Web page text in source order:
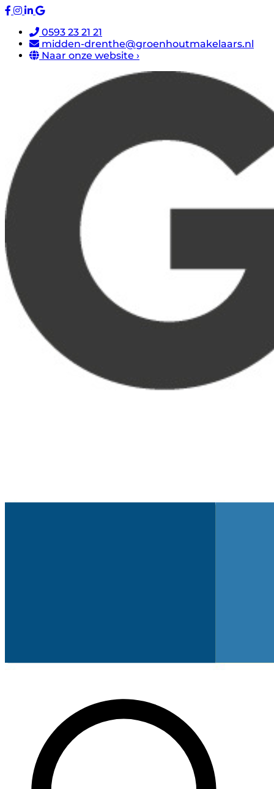
0593 23 21 21
midden-drenthe@groenhoutmakelaars.nl
Naar onze website ›